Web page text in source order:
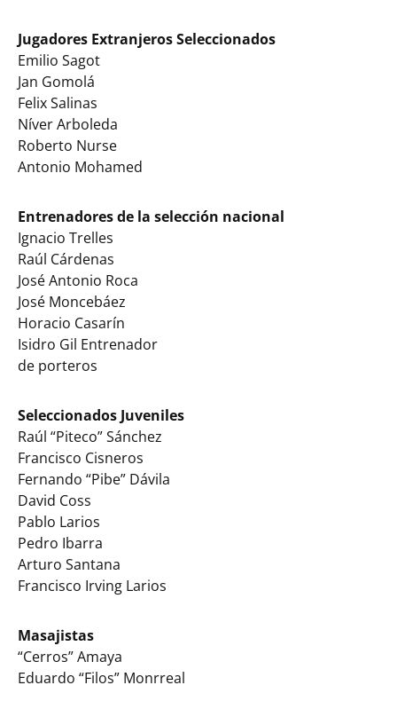
Jugadores Extranjeros Seleccionados
Emilio Sagot
Jan Gomolá
Felix Salinas
Níver Arboleda
Roberto Nurse
Antonio Mohamed
Entrenadores de la selección nacional
Ignacio Trelles
Raúl Cárdenas
José Antonio Roca
José Moncebáez
Horacio Casarín
Isidro Gil Entrenador
de porteros
Seleccionados Juveniles
Raúl “Piteco” Sánchez
Francisco Cisneros
Fernando “Pibe” Dávila
David Coss
Pablo Larios
Pedro Ibarra
Arturo Santana
Francisco Irving Larios
Masajistas
“Cerros” Amaya
Eduardo “Filos” Monrreal